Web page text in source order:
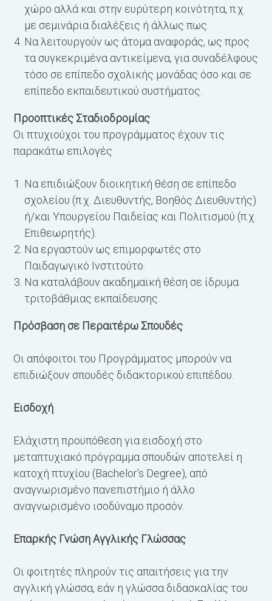
χώρο αλλά και στην ευρύτερη κοινότητα, π.χ.
με σεμινάρια διαλέξεις ή άλλως πως.
Να λειτουργούν ως άτομα αναφοράς, ως προς
τα συγκεκριμένα αντικείμενα, για συναδέλφους
τόσο σε επίπεδο σχολικής μονάδας όσο και σε
επίπεδο εκπαιδευτικού συστήματος.
Προοπτικές Σταδιοδρομίας
Οι πτυχιούχοι του προγράμματος έχουν τις
παρακάτω επιλογές
Να επιδιώξουν διοικητική θέση σε επίπεδο
σχολείου (π.χ. Διευθυντής, Βοηθός Διευθυντής)
ή/και Υπουργείου Παιδείας και Πολιτισμού (π.χ.
Επιθεωρητής).
Να εργαστούν ως επιμορφωτές στο
Παιδαγωγικό Ινστιτούτο.
Να καταλάβουν ακαδημαϊκή θέση σε ίδρυμα
τριτοβάθμιας εκπαίδευσης.
Πρόσβαση σε Περαιτέρω Σπουδές
Οι απόφοιτοι του Προγράμματος μπορούν να
επιδιώξουν σπουδές διδακτορικού επιπέδου.
Εισδοχή
Ελάχιστη προϋπόθεση για εισδοχή στο
μεταπτυχιακό πρόγραμμα σπουδών αποτελεί η
κατοχή πτυχίου (Bachelor’s Degree), από
αναγνωρισμένο πανεπιστήμιο ή άλλο
αναγνωρισμένο ισοδύναμο προσόν.
Επαρκής Γνώση Αγγλικής Γλώσσας
Οι φοιτητές πληρούν τις απαιτήσεις για την
αγγλική γλώσσα, εάν η γλώσσα διδασκαλίας του